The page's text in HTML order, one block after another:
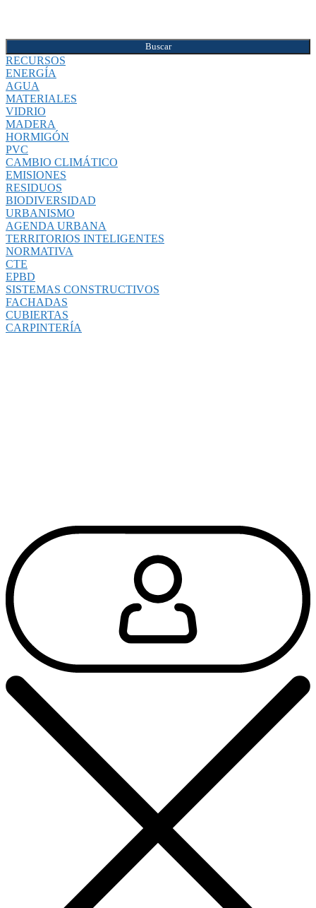
Buscar
RECURSOS
ENERGÍA
AGUA
MATERIALES
VIDRIO
MADERA
HORMIGÓN
PVC
CAMBIO CLIMÁTICO
EMISIONES
RESIDUOS
BIODIVERSIDAD
URBANISMO
AGENDA URBANA
TERRITORIOS INTELIGENTES
NORMATIVA
CTE
EPBD
SISTEMAS CONSTRUCTIVOS
FACHADAS
CUBIERTAS
CARPINTERÍA